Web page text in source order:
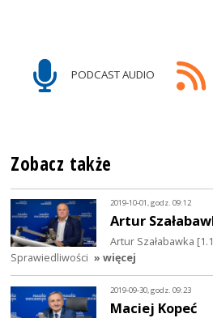
PODCAST AUDIO
Zobacz także
2019-10-01, godz. 09:12
Artur
Artur Szałabawka
Sprawiedliwości » więcej
2019-09-30, godz. 09:23
Maciej Kopeć